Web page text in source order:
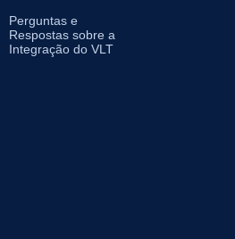
Perguntas e
Respostas sobre a
Integração do VLT